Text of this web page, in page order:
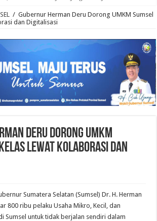
/ Gubernur Herman Deru Dorong UMKM Sumsel
dan Digitalisasi
Deru Dorong UMKM
Lewat Kolaborasi dan
Sumatera Selatan (Sumsel) Dr. H. Herman
800 ribu pelaku Usaha Mikro, Kecil, dan
Sumsel untuk tidak berjalan sendiri dalam